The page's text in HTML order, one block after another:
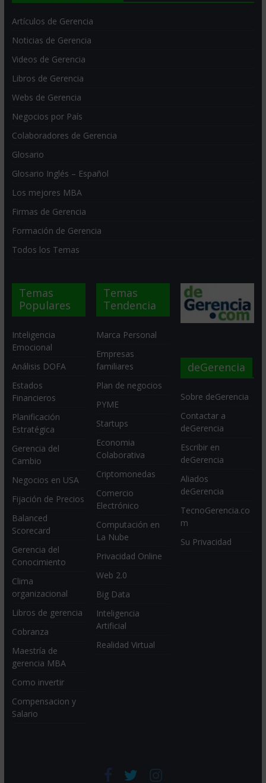
Artículos de Gerencia
Noticias de Gerencia
Videos de Gerencia
Libros de Gerencia
Webs de Gerencia
Negocios por País
Colaboradores de Gerencia
Glosario
Glosario Inglés – Español
Los mejores MBA
Firmas de Gerencia
Formación de Gerencia
Todos los Temas
Temas
Populares
Inteligencia
Emocional
Análisis DOFA
Estados
Financieros
Planificación
Estratégica
Gerencia del
Cambio
Negocios en USA
Fijación de Precios
Balanced
Scorecard
Gerencia del
Conocimiento
Clima
organizacional
Libros de gerencia
Cobranza
Maestría de
gerencia MBA
Como invertir
Compensacion y
Salario
Temas
Tendencia
Marca Personal
Empresas
familiares
Plan de negocios
PYME
Startups
Economia
Colaborativa
Criptomonedas
Comercio
Electrónico
Computación en
La Nube
Privacidad Online
Web 2.0
Big Data
Inteligencia
Artificial
Realidad Virtual
deGerencia
Sobre deGerencia
Contactar a
deGerencia
Escribir en
deGerencia
Aliados
deGerencia
TecnoGerencia.co
m
Su Privacidad